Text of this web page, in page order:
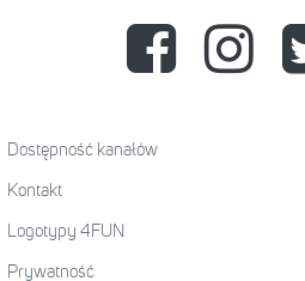
Dostępność kanałów
Kontakt
Logotypy 4FUN
Prywatność